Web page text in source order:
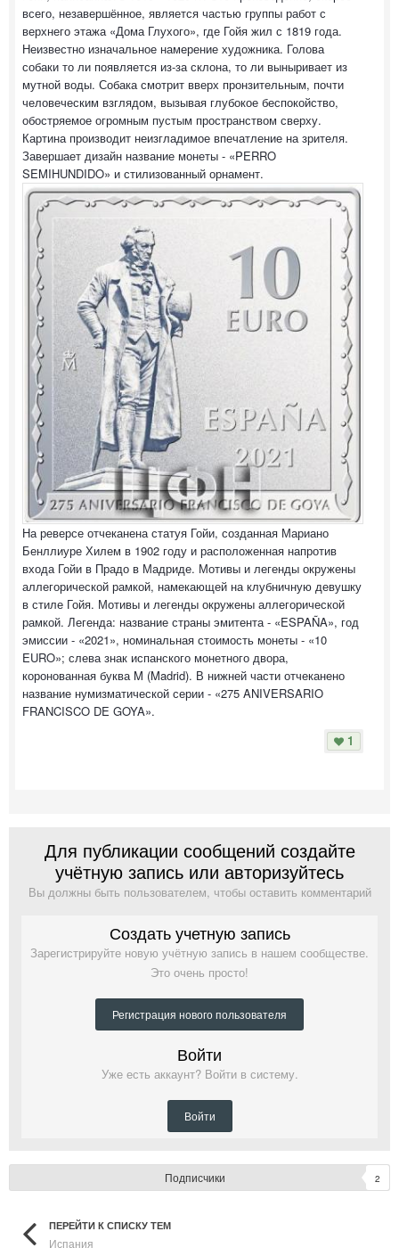
всего, незавершённое, является частью группы работ с
верхнего этажа «Дома Глухого», где Гойя жил с 1819 года.
Неизвестно изначальное намерение художника. Голова
собаки то ли появляется из-за склона, то ли выныривает из
мутной воды. Собака смотрит вверх пронзительным, почти
человеческим взглядом, вызывая глубокое беспокойство,
обостряемое огромным пустым пространством сверху.
Картина производит неизгладимое впечатление на зрителя.
Завершает дизайн название монеты - «PERRO
SEMIHUNDIDO» и стилизованный орнамент.
На реверсе отчеканена статуя Гойи, созданная Мариано
Бенллиуре Хилем в 1902 году и расположенная напротив
входа Гойи в Прадо в Мадриде. Мотивы и легенды окружены
аллегорической рамкой, намекающей на клубничную девушку
в стиле Гойя. Мотивы и легенды окружены аллегорической
рамкой. Легенда: название страны эмитента - «ESPAÑA», год
эмиссии - «2021», номинальная стоимость монеты - «10
EURO»; слева знак испанского монетного двора,
коронованная буква M (Madrid). В нижней части отчеканено
название нумизматической серии - «275 ANIVERSARIO
FRANCISCO DE GOYA».
1
Для публикации сообщений создайте
учётную запись или авторизуйтесь
Вы должны быть пользователем, чтобы оставить комментарий
Создать учетную запись
Зарегистрируйте новую учётную запись в нашем сообществе.
Это очень просто!
Регистрация нового пользователя
Войти
Уже есть аккаунт? Войти в систему.
Войти
Подписчики 2
ПЕРЕЙТИ К СПИСКУ ТЕМ
Испания